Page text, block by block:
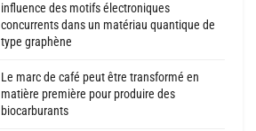
influence des motifs électroniques
concurrents dans un matériau quantique de
type graphène
Le marc de café peut être transformé en
matière première pour produire des
biocarburants